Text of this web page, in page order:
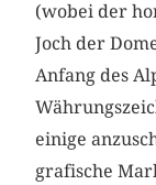
(wobei der
Joch der
Anfang des
einige
grafische